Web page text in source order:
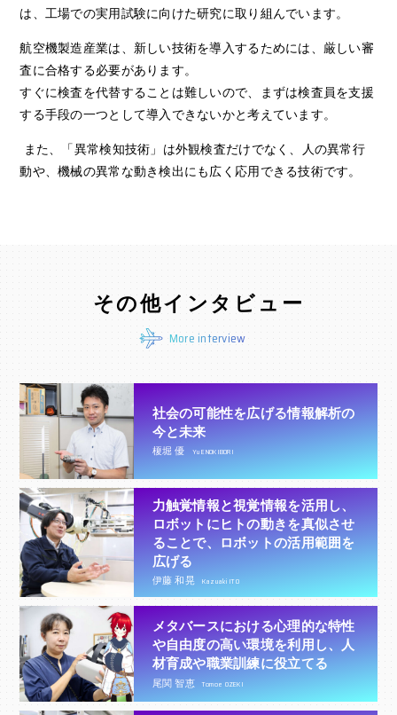
は、工場での実用試験に向けた研究に取り組んでいます。
航空機製造産業は、新しい技術を導入するためには、厳しい審
査に合格する必要があります。
すぐに検査を代替することは難しいので、まずは検査員を支援
する手段の一つとして導入できないかと考えています。
また、「異常検知技術」は外観検査だけでなく、人の異常行
動や、機械の異常な動き検出にも広く応用できる技術です。
その他インタビュー
More interview
社会の可能性を広げる情報解析の
今と未来
榎堀 優 Yu ENOKIBORI
力触覚情報と視覚情報を活用し、
ロボットにヒトの動きを真似させ
ることで、ロボットの活用範囲を
広げる
伊藤 和晃 Kazuaki ITO
メタバースにおける心理的な特性
や自由度の高い環境を利用し、人
材育成や職業訓練に役立てる
尾関 智恵 Tomoe OZEKI